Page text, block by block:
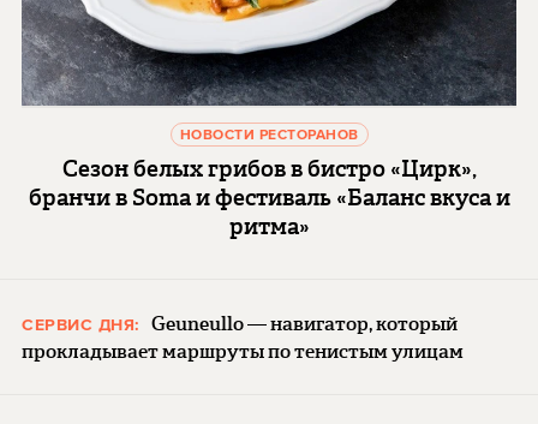
НОВОСТИ РЕСТОРАНОВ
Сезон белых грибов в бистро «Цирк»,
бранчи в Soma и фестиваль «Баланс вкуса и
ритма»
СЕРВИС ДНЯ:
Geuneullo — навигатор, который
прокладывает маршруты по тенистым улицам